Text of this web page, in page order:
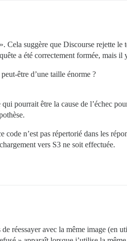
suggère que Discourse rejette
a été correctement formée, mais il
être d’une taille énorme ?
pourrait être la cause de l’échec
n’est pas répertorié dans les
vers S3 ne soit effectuée.
réessayer avec la même image